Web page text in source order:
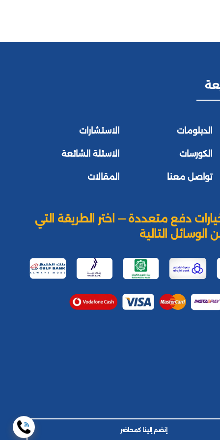
الدبلومات الاستشارات
الكورسات الاسئلة الشائعة
تواصل معنا المقالات
دفع متعددة — اختر الطريقة التي
الوسائل التالية
إنضم إلينا كمحاضر